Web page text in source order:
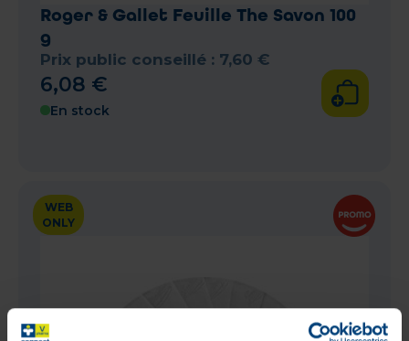
Roger & Gallet Feuille The Savon 100
g
Prix public conseillé : 7,60 €
6,08 €
En stock
WEB
ONLY